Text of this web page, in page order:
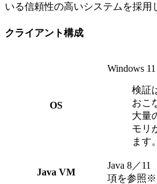
いる信頼性の高いシステムを採用
クライアント構成
OS
Windows 11
検証
おこ
大量
モリ
ます。
Java VM
Java 8／11
項を参照※